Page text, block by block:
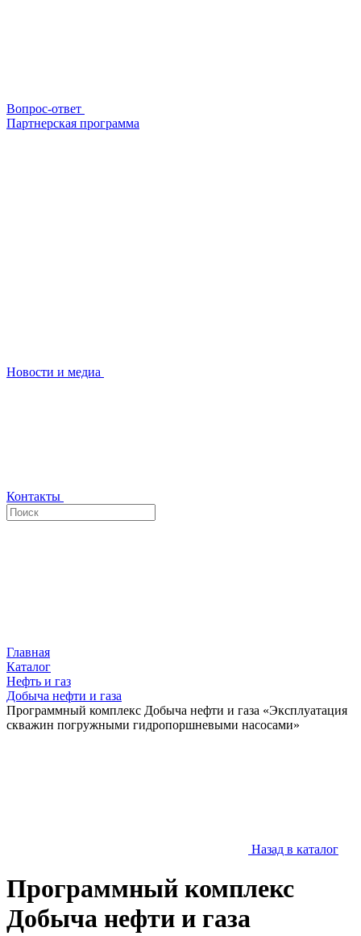
Вопрос-ответ
Партнерская программа
Новости и медиа
Контакты
Главная
Каталог
Нефть и газ
Добыча нефти и газа
Программный комплекс Добыча нефти и газа «Эксплуатация
скважин погружными гидропоршневыми насосами»
Назад в каталог
Программный комплекс
Добыча нефти и газа